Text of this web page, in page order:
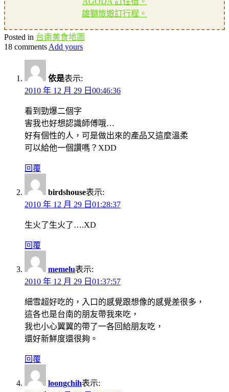
雄獅旅遊訂行程。
Posted in 台南美食地圖
18 comments Add yours
依是表示:
2010 年 12 月 29 日00:46:36
看到勁爆二個字
害我也好想認識師傅哦…
好有個性的人，可是做出來的產品又這麼溫柔
可以給他一個讚嗎？XDD
回覆
birdshouse表示:
2010 年 12 月 29 日01:28:37
生火了生火了….XD
回覆
memelu表示:
2010 年 12 月 29 日01:37:57
細雪超好吃的，入口的感覺跟想像的感覺差很多，
這各也是台南的朋友帶我來吃，
我也小心翼翼的帶了一各回給朋友吃，
還好新鮮度還很夠。
回覆
loongchih表示: